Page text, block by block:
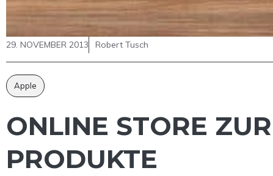
29. NOVEMBER 2013 Robert Tusch
Apple
ONLINE STORE
PRODUKTE